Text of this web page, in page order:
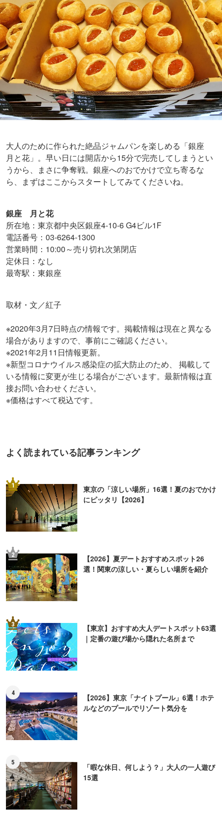
大人のために作られた絶品ジャムパンを楽しめる「銀座
月と花」。早い日には開店から15分で完売してしまうとい
うから、まさに争奪戦。銀座へのおでかけで立ち寄るな
ら、まずはここからスタートしてみてくださいね。
銀座 月と花
所在地：東京都中央区銀座4-10-6 G4ビル1F
電話番号：03-6264-1300
営業時間：10:00～売り切れ次第閉店
定休日：なし
最寄駅：東銀座
取材・文／紅子
※2020年3月7日時点の情報です。掲載情報は現在と異なる
場合がありますので、事前にご確認ください。
※2021年2月11日情報更新。
※新型コロナウイルス感染症の拡大防止のため、 掲載して
いる情報に変更が生じる場合がございます。最新情報は直
接お問い合わせください。
※価格はすべて税込です。
よく読まれている記事ランキング
1
東京の「涼しい場所」16選！夏のおでかけ
にピッタリ【2026】
2
【2026】夏デートおすすめスポット26
選！関東の涼しい・夏らしい場所を紹介
3
【東京】おすすめ大人デートスポット63選
｜定番の遊び場から隠れた名所まで
4
【2026】東京「ナイトプール」6選！ホテ
ルなどのプールでリゾート気分を
5
「暇な休日、何しよう？」大人の一人遊び
15選